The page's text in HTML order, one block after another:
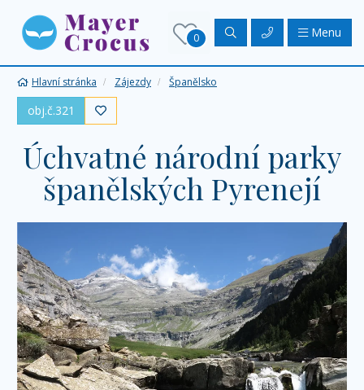
0 Menu
Hlavní stránka Zájezdy Španělsko
obj.č.321 
Úchvatné národní parky
španělských Pyrenejí